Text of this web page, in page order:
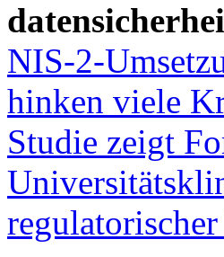
NIS-2-
hinken viele
Studie zeigt